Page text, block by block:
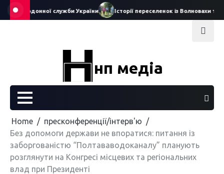
Skip
служби України Історії переселенок із Волновахи та
нп медіа
Home
пресконференції/інтерв'ю
Без допомоги держави не впоратися: питання із
заборгованістю “Полтававодоканалу” планують
розглянути на Конгресі місцевих та регіональних
влад при Президенті